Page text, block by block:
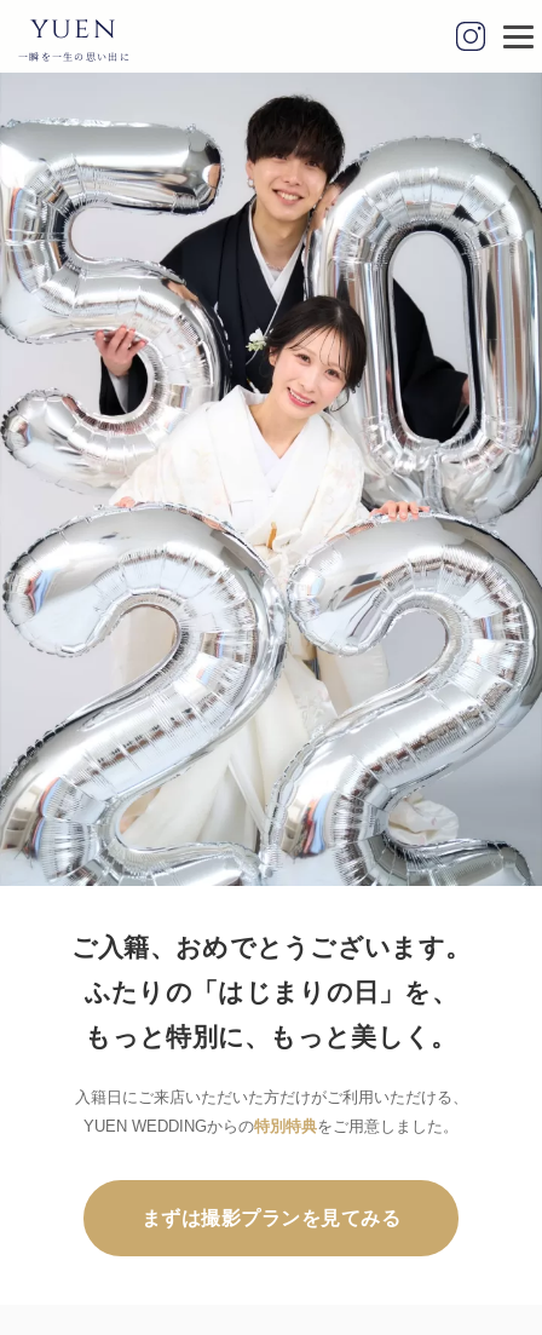
yuen
一瞬を一生の思い出に
ご入籍、おめでとうございます。
ふたりの「はじまりの日」を、
もっと特別に、もっと美しく。
入籍日にご来店いただいた方だけがご利用いただける、
YUEN WEDDINGからの特別特典をご用意しました。
まずは撮影プランを見てみる